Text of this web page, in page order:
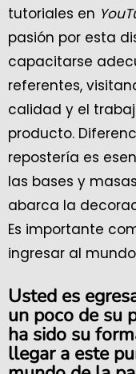
tutoriales en
pasión por esta
capacitarse
referentes,
calidad y el
producto.
repostería es
las bases y
abarca la
Es importante
ingresar al
Usted es
un poco de su
ha sido su
llegar a este